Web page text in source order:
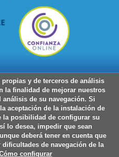
y de terceros de análisis
la finalidad de mejorar nuestros
de su navegación. Si
aceptación de la instalación de
la posibilidad de configurar su
lo desea, impedir que sean
deberá tener en cuenta que
de navegación de la
configurar